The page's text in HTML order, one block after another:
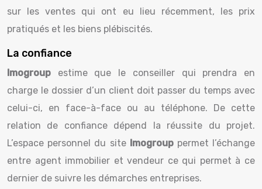
sur les ventes qui ont eu lieu récemment, les prix
pratiqués et les biens plébiscités.
La confiance
Imogroup estime que le conseiller qui prendra en
charge le dossier d’un client doit passer du temps avec
celui-ci, en face-à-face ou au téléphone. De cette
relation de confiance dépend la réussite du projet.
L’espace personnel du site Imogrouppermet l’échange
entre agent immobilier et vendeur ce qui permet à ce
dernier de suivre les démarches entreprises.